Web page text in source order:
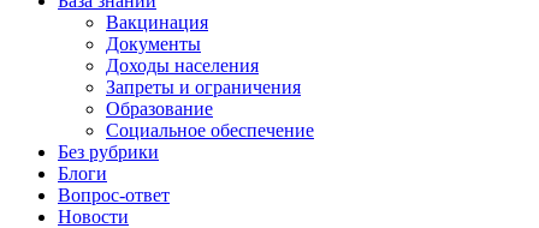
Вакцинация
Документы
Доходы населения
Запреты и ограничения
Образование
Социальное обеспечение
Без рубрики
Блоги
Вопрос-ответ
Новости